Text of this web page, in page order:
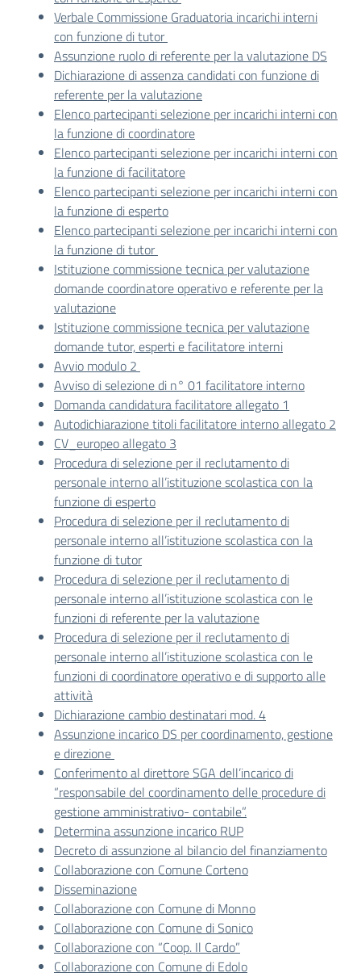
Verbale Commissione Graduatoria incarichi interni
con funzione di tutor
Assunzione ruolo di referente per la valutazione DS
Dichiarazione di assenza candidati con funzione di
referente per la valutazione
Elenco partecipanti selezione per incarichi interni con
la funzione di coordinatore
Elenco partecipanti selezione per incarichi interni con
la funzione di facilitatore
Elenco partecipanti selezione per incarichi interni con
la funzione di esperto
Elenco partecipanti selezione per incarichi interni con
la funzione di tutor
Istituzione commissione tecnica per valutazione
domande coordinatore operativo e referente per la
valutazione
Istituzione commissione tecnica per valutazione
domande tutor, esperti e facilitatore interni
Avvio modulo 2
Avviso di selezione di n° 01 facilitatore interno
Domanda candidatura facilitatore allegato 1
Autodichiarazione titoli facilitatore interno allegato 2
CV_europeo allegato 3
Procedura di selezione per il reclutamento di
personale interno all’istituzione scolastica con la
funzione di esperto
Procedura di selezione per il reclutamento di
personale interno all’istituzione scolastica con la
funzione di tutor
Procedura di selezione per il reclutamento di
personale interno all’istituzione scolastica con le
funzioni di referente per la valutazione
Procedura di selezione per il reclutamento di
personale interno all’istituzione scolastica con le
funzioni di coordinatore operativo e di supporto alle
attività
Dichiarazione cambio destinatari mod. 4
Assunzione incarico DS per coordinamento, gestione
e direzione
Conferimento al direttore SGA dell’incarico di
“responsabile del coordinamento delle procedure di
gestione amministrativo- contabile”.
Determina assunzione incarico RUP
Decreto di assunzione al bilancio del finanziamento
Collaborazione con Comune Corteno
Disseminazione
Collaborazione con Comune di Monno
Collaborazione con Comune di Sonico
Collaborazione con “Coop. Il Cardo”
Collaborazione con Comune di Edolo